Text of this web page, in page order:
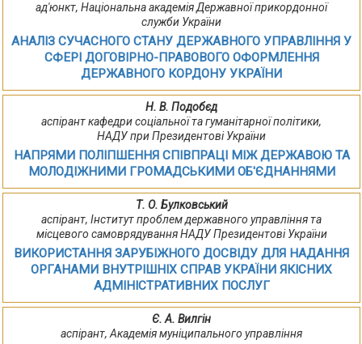
ад'юнкт, Національна академія Державної прикордонної
служби України
АНАЛІЗ СУЧАСНОГО СТАНУ ДЕРЖАВНОГО УПРАВЛІННЯ У
СФЕРІ ДОГОВІРНО-ПРАВОВОГО ОФОРМЛЕННЯ
ДЕРЖАВНОГО КОРДОНУ УКРАЇНИ
Н. В. Подобєд
аспірант кафедри соціальної та гуманітарної політики,
НАДУ при Президентові України
НАПРЯМИ ПОЛІПШЕННЯ СПІВПРАЦІ МІЖ ДЕРЖАВОЮ ТА
МОЛОДІЖНИМИ ГРОМАДСЬКИМИ ОБ'ЄДНАННЯМИ
Т. О. Булковський
аспірант, Інститут проблем державного управління та
місцевого самоврядування НАДУ Президентові України
ВИКОРИСТАННЯ ЗАРУБІЖНОГО ДОСВІДУ ДЛЯ НАДАННЯ
ОРГАНАМИ ВНУТРІШНІХ СПРАВ УКРАЇНИ ЯКІСНИХ
АДМІНІСТРАТИВНИХ ПОСЛУГ
Є. А. Вилгін
аспірант, Академія муніципального управління